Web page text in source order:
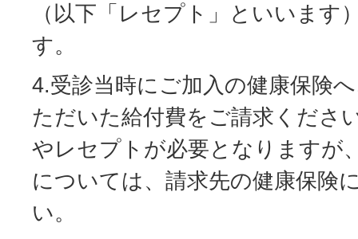
（以下「レセプト」といいます
す。
4.受診当時にご加入の健康保険
ただいた給付費をご請求くださ
やレセプトが必要となりますが
については、請求先の健康保険
い。